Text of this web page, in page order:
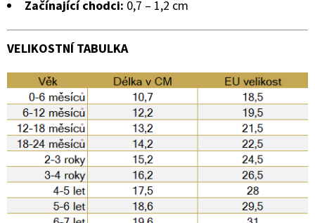
Začínající chodci: 0,7 – 1,2 cm
VELIKOSTNÍ TABULKA